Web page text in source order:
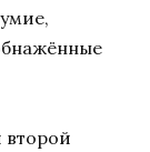
второй